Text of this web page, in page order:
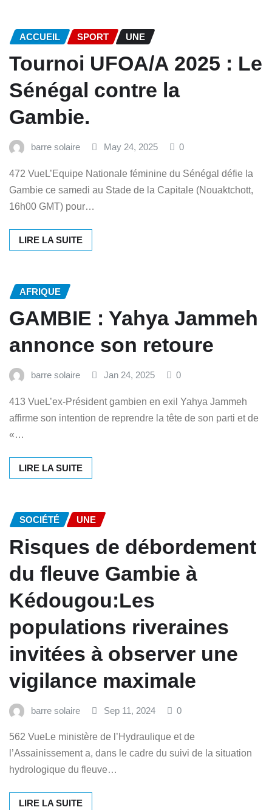
ACCUEIL SPORT UNE
Tournoi UFOA/A 2025 : Le
Sénégal contre la
Gambie.
barre solaire May 24, 2025 0
472 VueL’Equipe Nationale féminine du Sénégal défie la
Gambie ce samedi au Stade de la Capitale (Nouaktchott,
16h00 GMT) pour…
LIRE LA SUITE
AFRIQUE
GAMBIE : Yahya Jammeh
annonce son retoure
barre solaire Jan 24, 2025 0
413 VueL’ex-Président gambien en exil Yahya Jammeh
affirme son intention de reprendre la tête de son parti et de
«…
LIRE LA SUITE
SOCIÉTÉ UNE
Risques de débordement
du fleuve Gambie à
Kédougou:Les
populations riveraines
invitées à observer une
vigilance maximale
barre solaire Sep 11, 2024 0
562 VueLe ministère de l’Hydraulique et de
l’Assainissement a, dans le cadre du suivi de la situation
hydrologique du fleuve…
LIRE LA SUITE